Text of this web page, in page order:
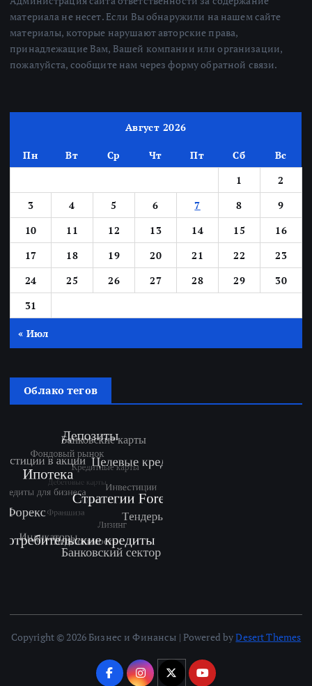
материала не несет. Если Вы обнаружили на нашем сайте
материалы, которые нарушают авторские права,
принадлежащие Вам, Вашей компании или организации,
пожалуйста, сообщите нам через форму обратной связи.
Август 2026
Пн Вт Ср Чт Пт Сб
Вс
1
2
3
4 5 6 7 8
9
10
11 12 13 14 15
16
17
18 19 20 21 22
23
24
25 26 27 28 29
30
31
« Июл
Облако тегов
Copyright © 2026 Бизнес и Финансы | Powered byDesert Themes